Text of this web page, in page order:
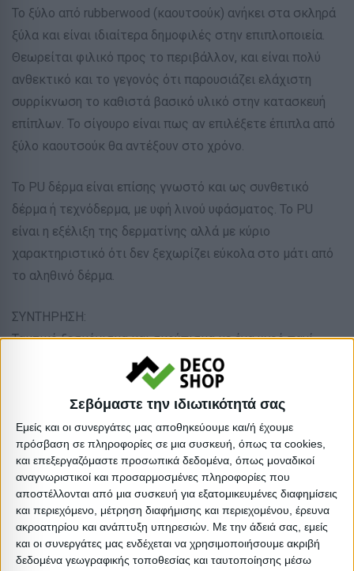
Σεβόμαστε την ιδιωτικότητά σας
Εμείς και οι συνεργάτες μας αποθηκεύουμε και/ή έχουμε
πρόσβαση σε πληροφορίες σε μια συσκευή, όπως τα cookies,
και επεξεργαζόμαστε προσωπικά δεδομένα, όπως μοναδικοί
αναγνωριστικοί και προσαρμοσμένες πληροφορίες που
αποστέλλονται από μια συσκευή για εξατομικευμένες διαφημίσεις
και περιεχόμενο, μέτρηση διαφήμισης και περιεχομένου, έρευνα
ακροατηρίου και ανάπτυξη υπηρεσιών. Με την άδειά σας, εμείς
και οι συνεργάτες μας ενδέχεται να χρησιμοποιήσουμε ακριβή
δεδομένα γεωγραφικής τοποθεσίας και ταυτοποίησης μέσω
Το ξύλο από rubberwood (καουτσούκ) ανήκει στα σκληρά
ξύλα και είναι ιδιαίτερα δημοφιλές στην επιπλοποιεία.
Θεωρείται φιλικό προς το περιβάλλον, και είναι πολύ
ανθεκτικό και το γεγονός ότι παρουσιάζει ελάχιστη
συρρίκνωση το καθιστά βασικό υλικό στην κατασκευή
επίπλων. Το σίγουρο είναι πως αν επιλέξετε έπιπλα από
ξύλο καουτσούκ θα αντέξουν στο χρόνο.
Το PU δέρμα είναι επίσης γνωστό και ως συνθετικό
δέρμα ή τεχνόδερμα, με υφή λινού υφάσματος. Το PU
είναι η εξέλιξη της δερματίνης αλλά με κύριο
χαρακτηριστικό ότι δεν ξεχωρίζει εύκολα στο μάτι από
το αληθινό δέρμα.
ΣΥΝΤΗΡΗΣΗ:
Τακτικό ξεσκόνισμα και σκούπισμα με ένα υγρό πανί
είναι αρκετό για να δείχνει η καρέκλα πάντα σαν
καινούρια. Αποφύγετε την χρήση λευκαντικών ουσιών.
*** Η χρωματική απόδοση του προϊόντος ενδέχεται να
διαφέρει ελαφρώς σε σχέση με την φωτογραφική
απεικόνισή του στην οθόνη σας.
Τύπος: Τραπεζαρίας
Υλικό: Τεχνόδερμα
Απόχρωση: Δρυς